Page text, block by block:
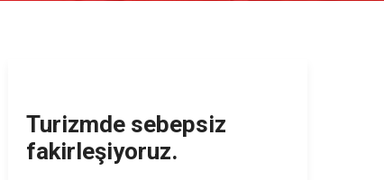
Turizmde sebepsiz
fakirleşiyoruz.